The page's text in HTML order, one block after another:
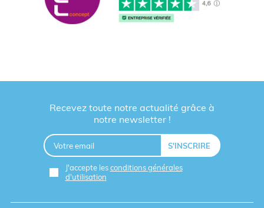
Recevez toute notre actualité grâce à
notre newsletter !
J'accepte lesconditions générales
d'utilisation